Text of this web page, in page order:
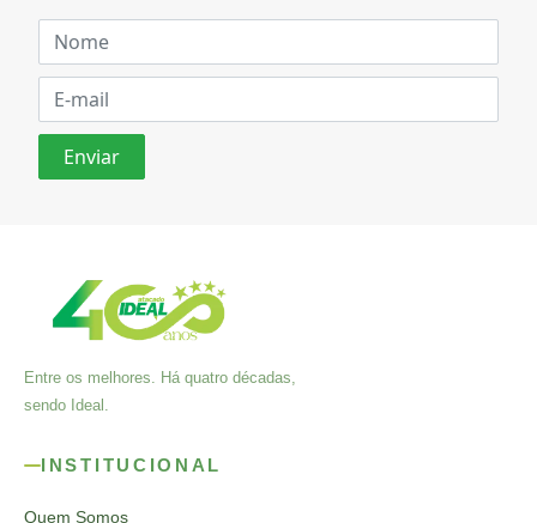
Entre os melhores. Há quatro décadas,
sendo Ideal.
INSTITUCIONAL
Quem Somos